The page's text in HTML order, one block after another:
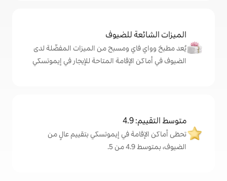
ومسبح من الميزات المفضّلة لدى
المتاحة للإيجار في إيموتسكي
في إيموتسكي بتقييم عالٍ من